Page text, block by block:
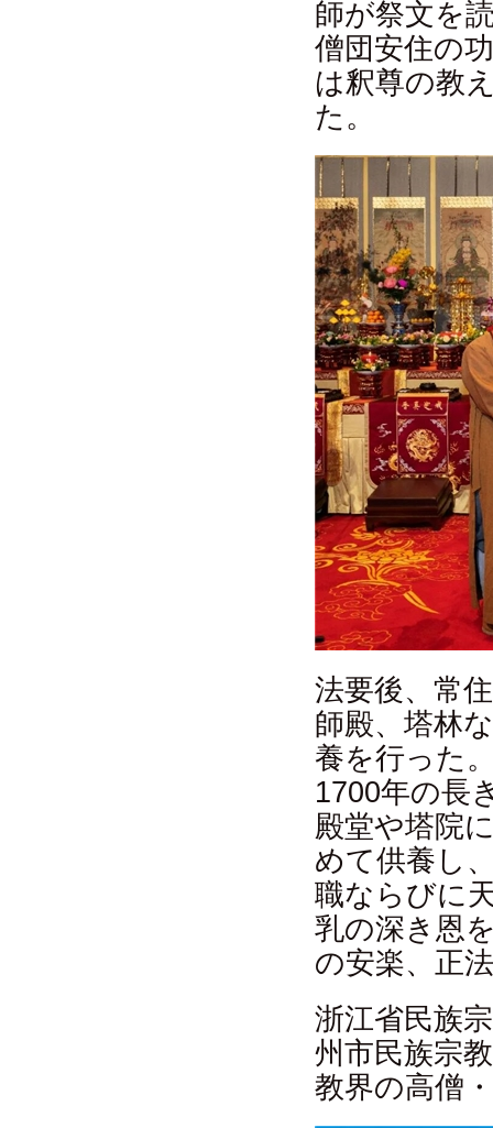
師が祭文を
僧団安住の
は釈尊の教
た。
法要後、常
師殿、塔林
養を行った
1700年の長
殿堂や塔院
めて供養し
職ならびに
乳の深き恩
の安楽、正
浙江省民族
州市民族宗
教界の高僧